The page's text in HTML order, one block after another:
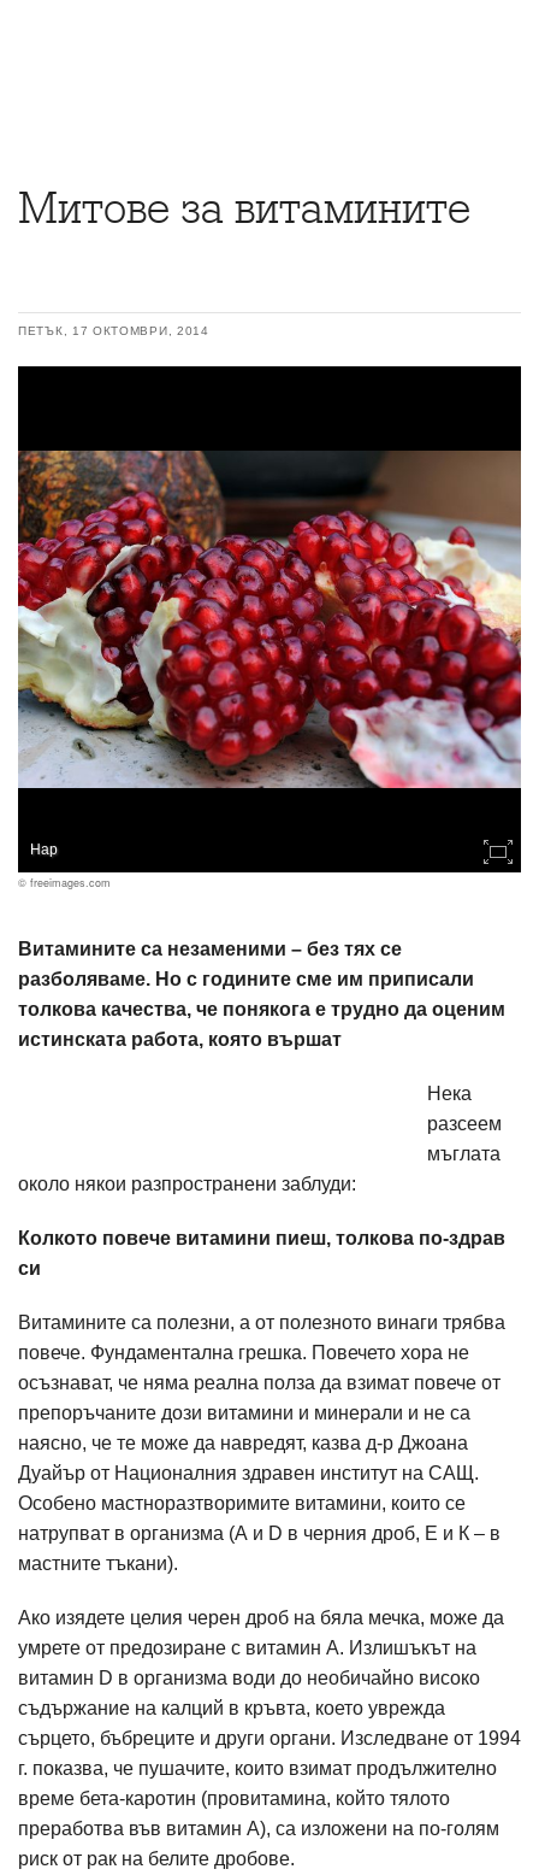
Митове за витамините
ПЕТЪК, 17 ОКТОМВРИ, 2014
Нар
© freeimages.com
Витамините са незаменими – без тях се
разболяваме. Но с годините сме им приписали
толкова качества, че понякога е трудно да оценим
истинската работа, която вършат
Нека
разсеем
мъглата
около някои разпространени заблуди:
Колкото повече витамини пиеш, толкова по-здрав
си
Витамините са полезни, а от полезното винаги трябва
повече. Фундаментална грешка. Повечето хора не
осъзнават, че няма реална полза да взимат повече от
препоръчаните дози витамини и минерали и не са
наясно, че те може да навредят, казва д-р Джоана
Дуайър от Националния здравен институт на САЩ.
Особено мастноразтворимите витамини, които се
натрупват в организма (А и D в черния дроб, Е и К – в
мастните тъкани).
Ако изядете целия черен дроб на бяла мечка, може да
умрете от предозиране с витамин А. Излишъкът на
витамин D в организма води до необичайно високо
съдържание на калций в кръвта, което уврежда
сърцето, бъбреците и други органи. Изследване от 1994
г. показва, че пушачите, които взимат продължително
време бета-каротин (провитамина, който тялото
преработва във витамин А), са изложени на по-голям
риск от рак на белите дробове.